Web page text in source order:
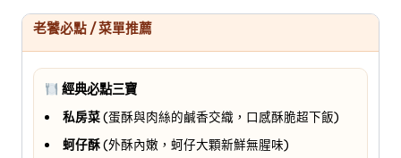
老饕必點 / 菜單推薦
經典必點三寶
私房菜(蛋酥與肉絲的鹹香交織，口感酥脆超下飯)
蚵仔酥(外酥內嫩，蚵仔大顆新鮮無腥味)